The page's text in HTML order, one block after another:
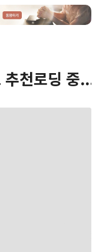
추천로딩 중...